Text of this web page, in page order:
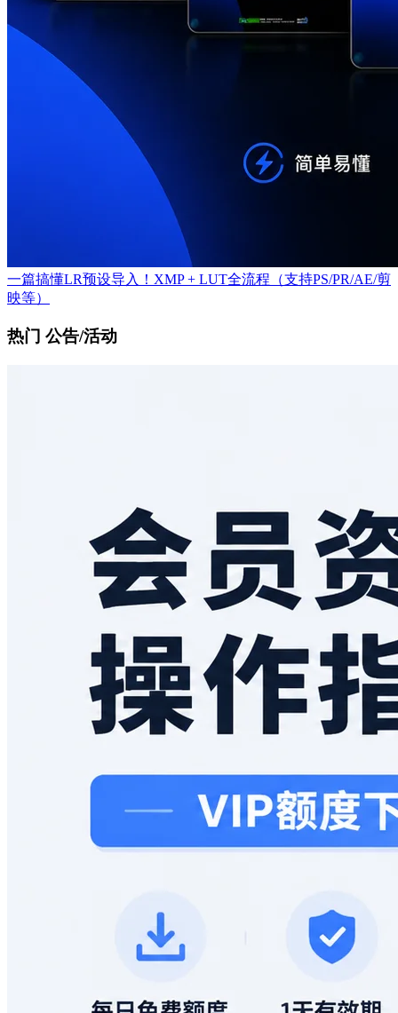
一篇搞懂LR预设导入！XMP + LUT全流程（支持PS/PR/AE/剪
映等）
热门 公告/活动